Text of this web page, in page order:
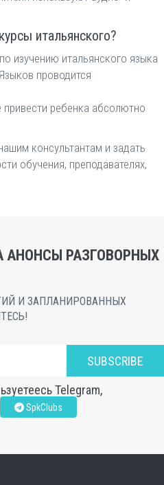
итальянского?
изучению итальянского языка
проводится
ребенка абсолютно
консультантам и задать
обучения, преподавателях,
РАЗГОВОРНЫХ
И ЗАПЛАНИРОВАННЫХ
SUBSCRIBE
Telegram,
SpkClubs